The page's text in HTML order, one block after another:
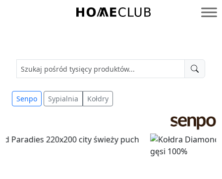
Homeclub
Senpo Sypialnia Kołdry